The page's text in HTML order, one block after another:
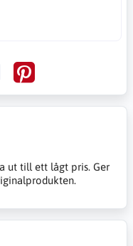
ut till ett lågt pris. Ger